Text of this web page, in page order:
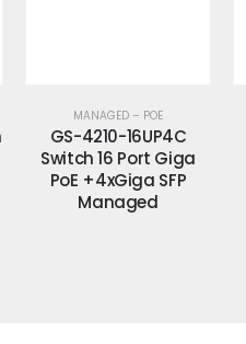
MANAGED – POE
GS-4210-24P4C
Switch 24 Port Giga
PoE +4xGiga SFP
Managed